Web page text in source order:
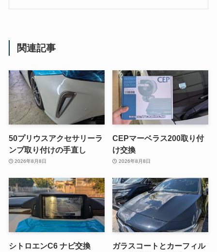
関連記事
50プリウスアクセサリーラ
ンプ取り付けの手直し
2026年8月8日
CEPマーベラス200取り付
け交換
2026年8月8日
シトロエンC6 ナビ交換
ガラスコートとカーフィル